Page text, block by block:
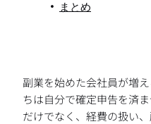
まとめ
副業を始めた会社員が増
ちは自分で確定申告を済
だけでなく、経費の扱い